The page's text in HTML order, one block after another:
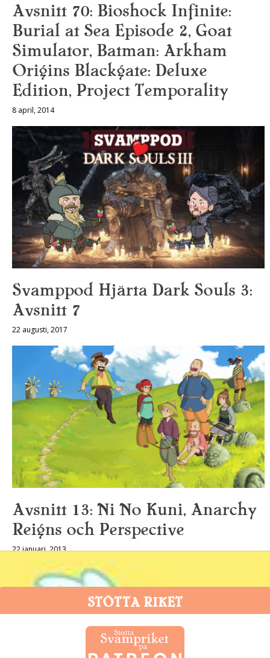
Avsnitt 70: Bioshock Infinite:
Burial at Sea Episode 2, Goat
Simulator, Batman: Arkham
Origins Blackgate: Deluxe
Edition, Project Temporality
8 april, 2014
Svamppod Hjärta Dark Souls 3:
Avsnitt 7
22 augusti, 2017
Avsnitt 13: Ni No Kuni, Anarchy
Reigns och Perspective
22 januari, 2013
STÖTTA RIKET